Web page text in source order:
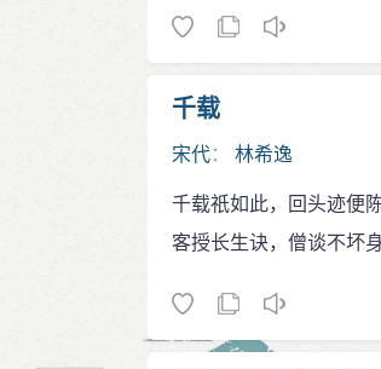
千载
宋代： 林希逸
千载祇如此，回头迹便
客授长生诀，僧谈不坏